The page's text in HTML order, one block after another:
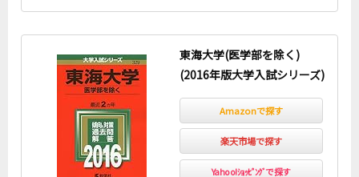
東海大学(医学部を除く)
(2016年版大学入試シリーズ)
Amazonで探す
楽天市場で探す
Yahoo!ｼｮｯﾋﾟﾝｸﾞで探す